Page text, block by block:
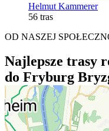
Helmut Kammerer
56 tras
OD NASZEJ
Najlepsze trasy
do Fryburg